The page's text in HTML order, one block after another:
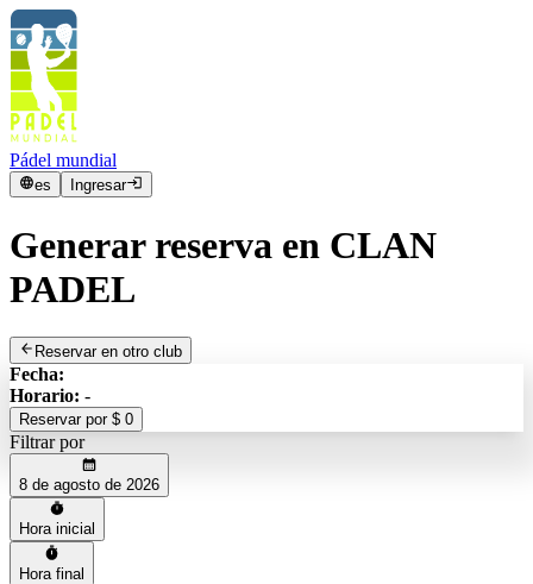
Pádel mundial
es Ingresar
Generar reserva en CLAN
PADEL
Reservar en otro club
Fecha:
Horario: -
Reservar por $ 0
Filtrar por
8 de agosto de 2026
Hora inicial
Hora final